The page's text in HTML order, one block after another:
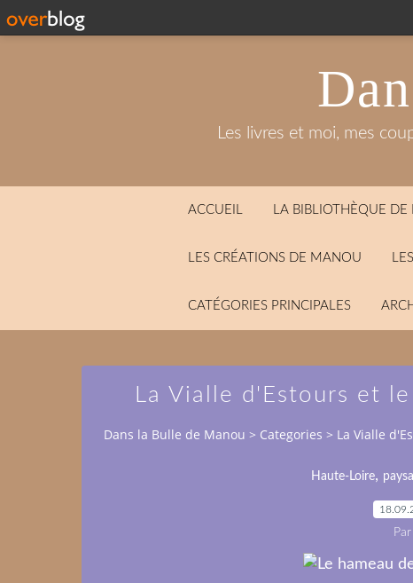
Les livres et moi, mes
ACCUEIL LA BIBLIOTHÈQUE
LES CRÉATIONS DE MANOU
CATÉGORIES PRINCIPALES
La Vialle d'Estours et
Dans la Bulle de Manou > Categories > La Vialle
Haute-Loire,